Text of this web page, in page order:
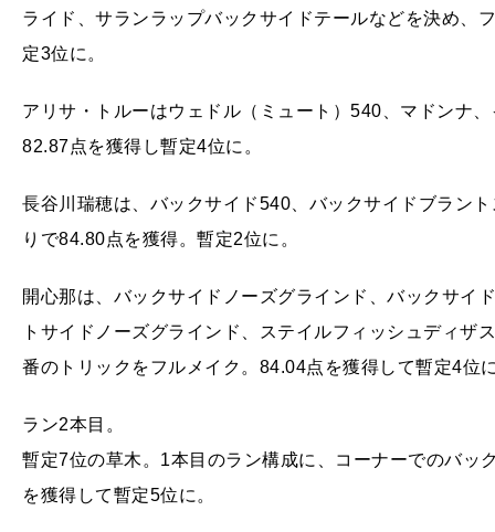
ライド、サランラップバックサイドテールなどを決め、
定3位に。
アリサ・トルーはウェドル（ミュート）540、マドンナ
82.87点を獲得し暫定4位に。
長谷川瑞穂は、バックサイド540、バックサイドブラン
りで84.80点を獲得。暫定2位に。
開心那は、バックサイドノーズグラインド、バックサイ
トサイドノーズグラインド、ステイルフィッシュディザ
番のトリックをフルメイク。84.04点を獲得して暫定4位
ラン2本目。
暫定7位の草木。1本目のラン構成に、コーナーでのバッ
を獲得して暫定5位に。